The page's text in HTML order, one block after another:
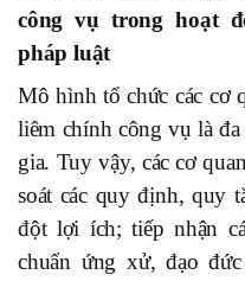
công vụ trong hoạt
pháp luật
Mô hình tổ chức các cơ
liêm chính công vụ là
gia. Tuy vậy, các cơ
soát các quy định, quy
đột lợi ích; tiếp nhận
chuẩn ứng xử, đạo